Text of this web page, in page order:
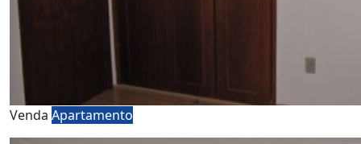
Venda Apartamento